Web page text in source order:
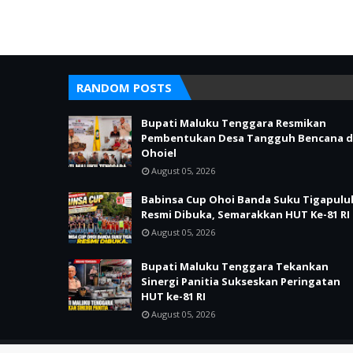
RANDOM POSTS
Bupati Maluku Tenggara Resmikan
Pembentukan Desa Tangguh Bencana
Ohoiel
August 05, 2026
Babinsa Cup Ohoi Banda Suku
Resmi Dibuka, Semarakkan HUT Ke-81 RI
August 05, 2026
Bupati Maluku Tenggara Tekankan
Sinergi Panitia Sukseskan Peringatan
HUT ke-81 RI
August 05, 2026